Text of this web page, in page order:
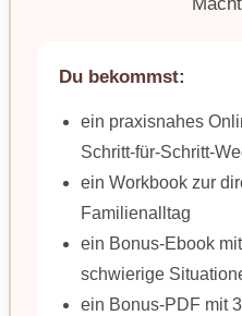
Du bekommst:
ein praxisnahes
Schritt-für-Schritt-
ein Workbook zur
Familienalltag
ein Bonus-Ebook
schwierige
ein Bonus-PDF mit